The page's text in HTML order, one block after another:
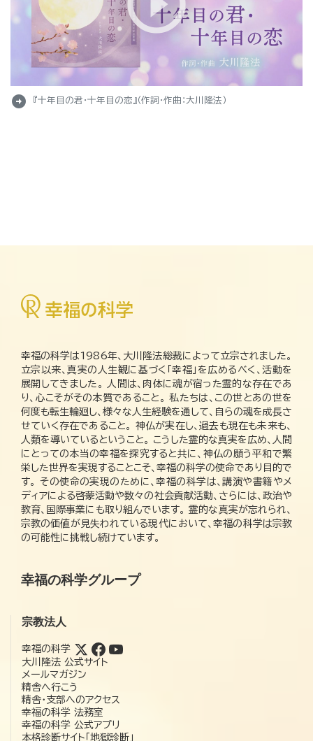
arrow_circle_right 『十年目の君・十年目の恋』（作詞・作曲：大川隆法）
幸福の科学は1986年、大川隆法総裁によって立宗されました。
立宗以来、真実の人生観に基づく「幸福」を広めるべく、活動を
展開してきました。 人間は、肉体に魂が宿った霊的な存在であ
り、心こそがその本質であること。 私たちは、この世とあの世を
何度も転生輪廻し、様々な人生経験を通して、自らの魂を成長さ
せていく存在であること。 神仏が実在し、過去も現在も未来も、
人類を導いているということ。 こうした霊的な真実を広め、人間
にとっての本当の幸福を探究すると共に、神仏の願う平和で繁
栄した世界を実現することこそ、幸福の科学の使命であり目的で
す。 その使命の実現のために、幸福の科学は、講演や書籍やメ
ディアによる啓蒙活動や数々の社会貢献活動、さらには、政治や
教育、国際事業にも取り組んでいます。 霊的な真実が忘れられ、
宗教の価値が見失われている現代において、幸福の科学は宗教
の可能性に挑戦し続けています。
幸福の科学グループ
宗教法人
幸福の科学
大川隆法 公式サイト
メールマガジン
精舎へ行こう
精舎・支部へのアクセス
幸福の科学 法務室
幸福の科学 公式アプリ
本格診断サイト「地獄診断」